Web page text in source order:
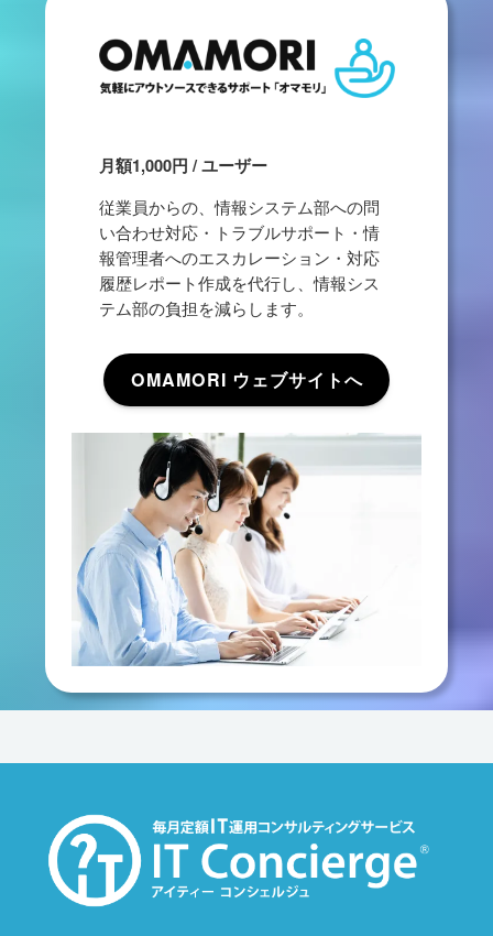
月額1,000円 / ユーザー
従業員からの、情報システム部への問
い合わせ対応・トラブルサポート・情
報管理者へのエスカレーション・対応
履歴レポート作成を代行し、情報シス
テム部の負担を減らします。
OMAMORI ウェブサイトへ